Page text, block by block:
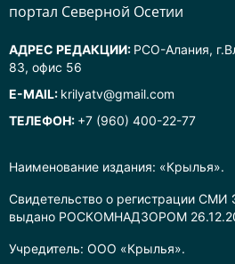
Наименование издания: «Крылья».
Свидетельство о регистрации
выдано РОСКОМНАДЗОРОМ
Учредитель: ООО «Крылья».
портал Северной Осетии
АДРЕС РЕДАКЦИИ: РСО-Алания,
83, офис 56
E-MAIL: krilyatv@gmail.com
ТЕЛЕФОН: +7 (960) 400-22-77